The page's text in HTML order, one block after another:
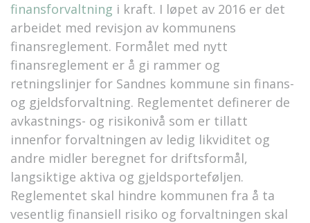
finansforvaltning i kraft. I løpet av 2016 er det
arbeidet med revisjon av kommunens
finansreglement. Formålet med nytt
finansreglement er å gi rammer og
retningslinjer for Sandnes kommune sin finans-
og gjeldsforvaltning. Reglementet definerer de
avkastnings- og risikonivå som er tillatt
innenfor forvaltningen av ledig likviditet og
andre midler beregnet for driftsformål,
langsiktige aktiva og gjeldsporteføljen.
Reglementet skal hindre kommunen fra å ta
vesentlig finansiell risiko og forvaltningen skal